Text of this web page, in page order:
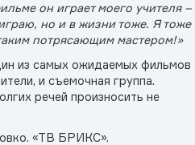
он играет моего учителя –
но и в жизни тоже. Я тоже
потрясающим мастером!»
из самых ожидаемых фильмов
и съемочная группа.
речей произносить не
«ТВ БРИКС».